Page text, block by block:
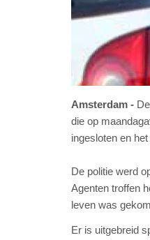
Amsterdam
die op
ingesloten en
De politie werd
Agenten troffen
leven was
Er is uitgebreid